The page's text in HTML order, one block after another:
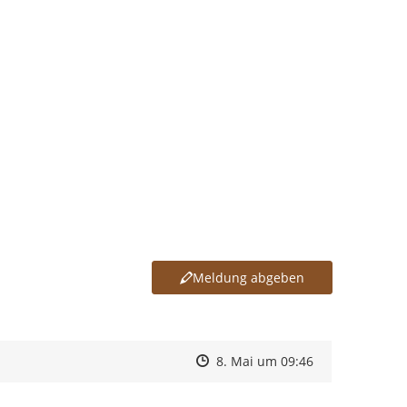
Meldung abgeben
Zeitpunkt des Erstellens
Zeitpunkt des Erstellens
8. Mai um 09:46Zur Äußerung